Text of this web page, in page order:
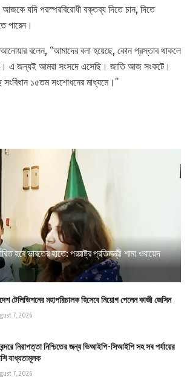
যদি পরস্পরবিরোধী বক্তব্য দিতে চান, দিতে
পারেন।
বলেন, “আমাদের বলা হয়েছে, কোন প্রস্তাব থাকলে
এ জন্যই আমরা সংসদে এসেছি। জাতি আজ সংকটে।
১৫তম সংশোধনের মাধ্যমে।”
হবে ভারতের হাতে: পররাষ্ট্র প্রতিমন্ত্রী শামা ওবায়েদ
টেলিভিশনের মহাপরিচালক হিসেবে নিয়োগ পেলেন কাজী জেসিন
7, 2026
নিরাপত্তা নিশ্চিতের জন্য ভিআইপি-সিআইপি সহ সব পর্যায়ের
বাধ্যতামূলক
7, 2026